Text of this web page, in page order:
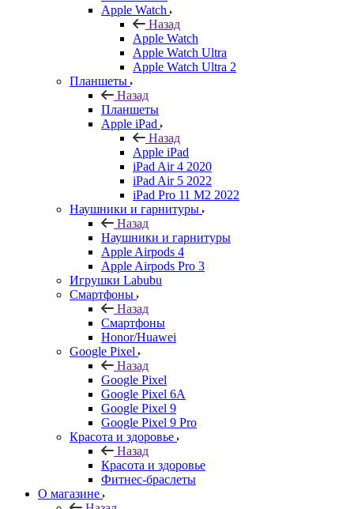
Apple Watch
Назад
Apple Watch
Apple Watch Ultra
Apple Watch Ultra 2
Планшеты
Назад
Планшеты
Apple iPad
Назад
Apple iPad
iPad Air 4 2020
iPad Air 5 2022
iPad Pro 11 M2 2022
Наушники и гарнитуры
Назад
Наушники и гарнитуры
Apple Airpods 4
Apple Airpods Pro 3
Игрушки Labubu
Смартфоны
Назад
Смартфоны
Honor/Huawei
Google Pixel
Назад
Google Pixel
Google Pixel 6A
Google Pixel 9
Google Pixel 9 Pro
Красота и здоровье
Назад
Красота и здоровье
Фитнес-браслеты
О магазине